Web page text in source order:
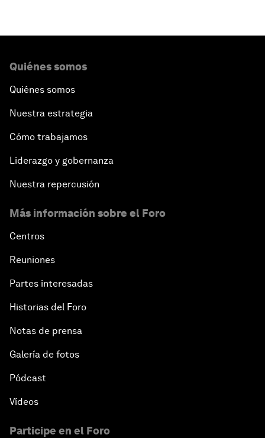
Quiénes somos
Quiénes somos
Nuestra estrategia
Cómo trabajamos
Liderazgo y gobernanza
Nuestra repercusión
Más información sobre el Foro
Centros
Reuniones
Partes interesadas
Historias del Foro
Notas de prensa
Galería de fotos
Pódcast
Vídeos
Participe en el Foro